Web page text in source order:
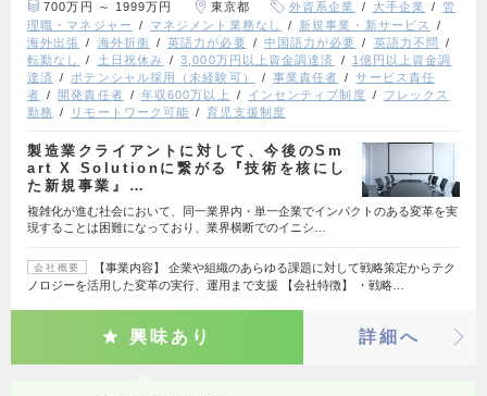
700万円 ～ 1999万円 東京都 外資系企業 大手企業
管
理職・マネジャー
マネジメント業務なし
新規事業・新サービス
海外出張
海外折衝 英語力が必要 中国語力が必要
英語力不問
転勤なし
土日祝休み 3,000万円以上資金調達済
1億円以上資金調
達済
ポテンシャル採用（未経験可） 事業責任者
サービス責任
者
開発責任者 年収600万以上 インセンティブ制度
フレックス
勤務
リモートワーク可能 育児支援制度
製造業クライアントに対して、今後のSm
art X Solutionに繋がる『技術を核にし
た新規事業』…
複雑化が進む社会において、同一業界内・単一企業でインパクトのある変革を実
現することは困難になっており、業界横断でのイニシ…
会社概要
【事業内容】 企業や組織のあらゆる課題に対して戦略策定からテク
ノロジーを活用した変革の実行、運用まで支援 【会社特徴】 ・戦略…
興味あり 詳細へ